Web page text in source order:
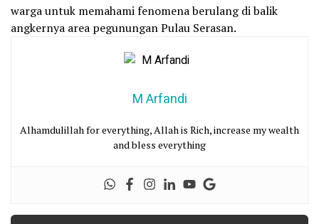
warga untuk memahami fenomena berulang di balik
angkernya area pegunungan Pulau Serasan.
M Arfandi
Alhamdulillah for everything, Allah is Rich, increase my wealth
and bless everything